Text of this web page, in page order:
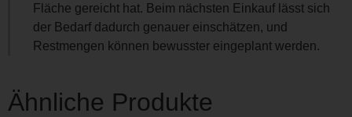
Fläche gereicht hat. Beim nächsten Einkauf lässt sich
der Bedarf dadurch genauer einschätzen, und
Restmengen können bewusster eingeplant werden.
Ähnliche Produkte